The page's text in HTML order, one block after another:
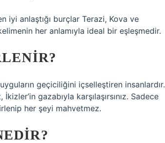
iyi anlaştığı burçlar Terazi, Kova ve
her anlamıyla ideal bir eşleşmedir.
geçiciliğini içselleştiren insanlardır.
gazabıyla karşılaşırsınız. Sadece
her şeyi mahvetmez.